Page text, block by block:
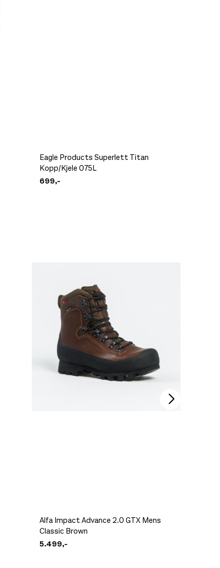
Eagle Products Superlett Titan
Kopp/Kjele 075L
699,-
Alfa Impact Advance 2.0 GTX Mens
Classic Brown
5.499,-